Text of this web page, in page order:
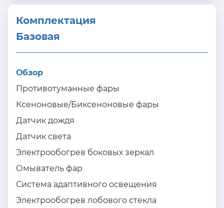
Комплектация
Базовая
Обзор
Противотуманные фары
Ксеноновые/Биксеноновые фары
Датчик дождя
Датчик света
Электрообогрев боковых зеркал
Омыватель фар
Система адаптивного освещения
Электрообогрев лобового стекла